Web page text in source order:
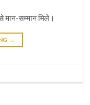
मान-सम्मान मिले।
→